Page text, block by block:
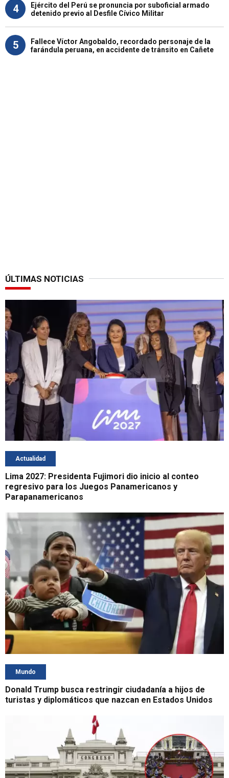
4
Ejército del Perú se pronuncia por suboficial armado
detenido previo al Desfile Cívico Militar
5
Fallece Víctor Angobaldo, recordado personaje de la
farándula peruana, en accidente de tránsito en Cañete
ÚLTIMAS NOTICIAS
Actualidad
Lima 2027: Presidenta Fujimori dio inicio al conteo
regresivo para los Juegos Panamericanos y
Parapanamericanos
Mundo
Donald Trump busca restringir ciudadanía a hijos de
turistas y diplomáticos que nazcan en Estados Unidos